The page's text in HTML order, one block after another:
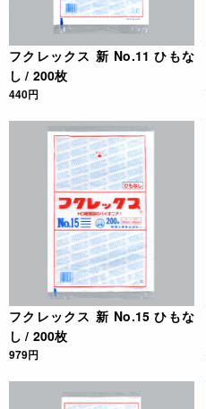
フクレックス 新 No.11 ひもな
し / 200枚
440円
フクレックス 新 No.15 ひもな
し / 200枚
979円